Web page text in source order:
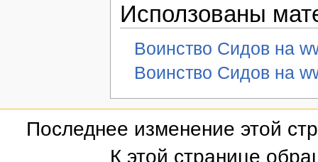
Исползованы
Воинство Сидов на
Воинство Сидов на
Последнее изменение этой
К этой странице